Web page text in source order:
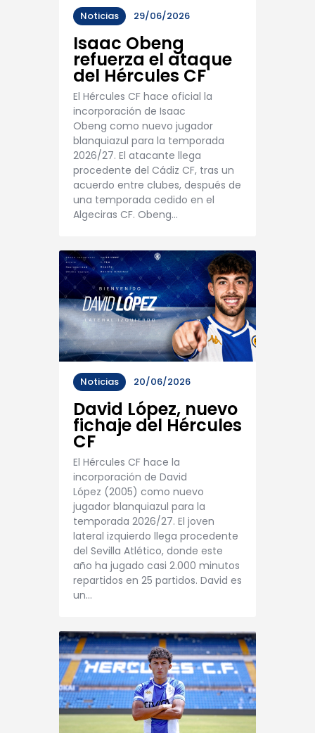
Noticias 29/06/2026
Isaac Obeng
refuerza el ataque
del Hércules CF
El Hércules CF hace oficial la
incorporación de Isaac
Obeng como nuevo jugador
blanquiazul para la temporada
2026/27. El atacante llega
procedente del Cádiz CF, tras un
acuerdo entre clubes, después de
una temporada cedido en el
Algeciras CF. Obeng…
Noticias 20/06/2026
David López, nuevo
fichaje del Hércules
CF
El Hércules CF hace la
incorporación de David
López (2005) como nuevo
jugador blanquiazul para la
temporada 2026/27. El joven
lateral izquierdo llega procedente
del Sevilla Atlético, donde este
año ha jugado casi 2.000 minutos
repartidos en 25 partidos. David es
un…